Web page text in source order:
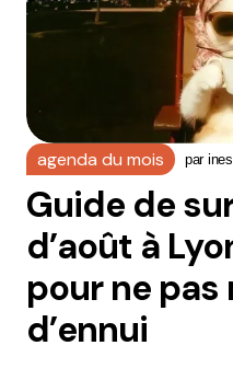
agenda du mois par ines
Guide de
d’août à
pour ne pas
d’ennui